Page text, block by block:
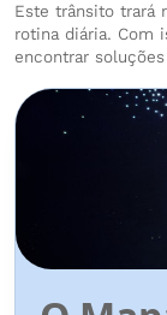
Este trânsito trará
rotina diária. Com
encontrar